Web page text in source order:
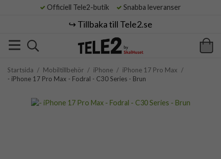
Officiell Tele2-butik Snabba leveranser
↪️ Tillbaka till Tele2.se
Startsida / Mobiltillbehör / iPhone / iPhone 17 Pro Max /
- iPhone 17 Pro Max - Fodral - C30 Series - Brun